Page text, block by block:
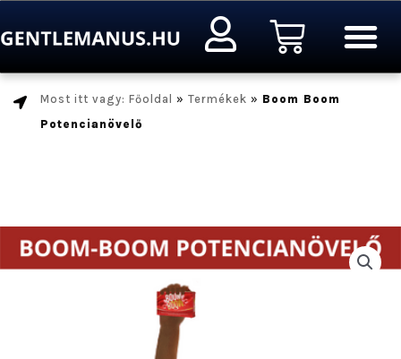
a
Kosár
Most itt vagy: Főoldal » Termékek » Boom Boom
Potencianövelő